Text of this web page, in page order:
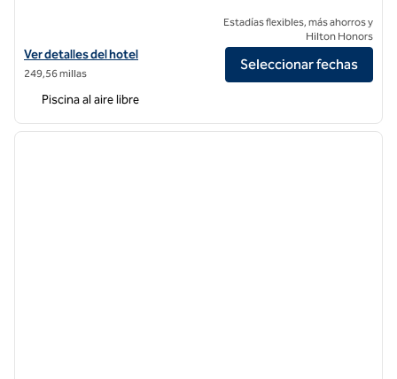
Ver detalles del hotel Hilton Pyramids Golf
Ver detalles del hotel
249,56 millas
Estadías flexibles, más ahorros y
Hilton Honors
Seleccionar fechas
Piscina al aire libre
1 de 12